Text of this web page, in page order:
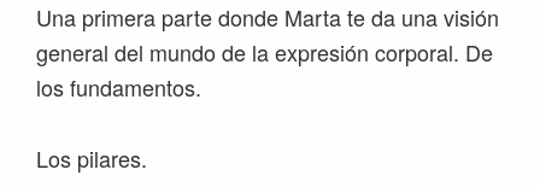
Una primera parte donde Marta te da una visión
general del mundo de la expresión corporal. De
los fundamentos.
Los pilares.